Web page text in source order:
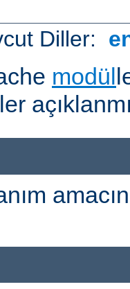
Diller:
modül